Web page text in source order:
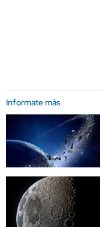
Informate más